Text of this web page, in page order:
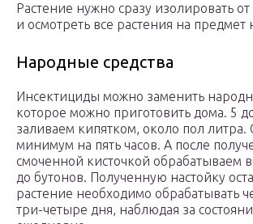
Растение нужно сразу изолировать от
и осмотреть все растения на предмет
Народные средства
Инсектициды можно заменить
которое можно приготовить дома. 5
заливаем кипятком, около пол литра.
минимум на пять часов. А после
смоченной кисточкой обрабатываем
до бутонов. Полученную настойку
растение необходимо обрабатывать
три-четыре дня, наблюдая за